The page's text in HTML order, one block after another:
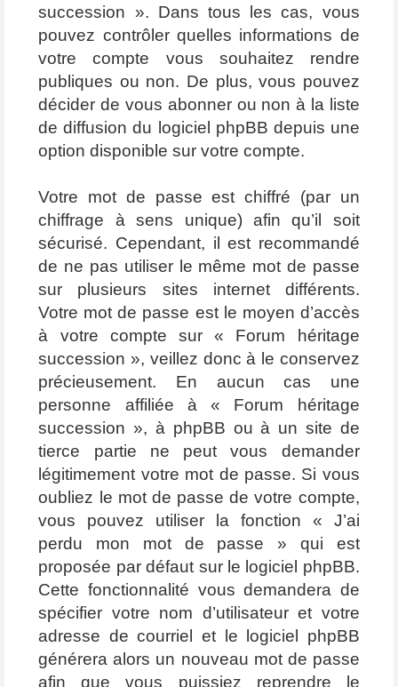
succession ». Dans tous les cas, vous
pouvez contrôler quelles informations de
votre compte vous souhaitez rendre
publiques ou non. De plus, vous pouvez
décider de vous abonner ou non à la liste
de diffusion du logiciel phpBB depuis une
option disponible sur votre compte.
Votre mot de passe est chiffré (par un
chiffrage à sens unique) afin qu’il soit
sécurisé. Cependant, il est recommandé
de ne pas utiliser le même mot de passe
sur plusieurs sites internet différents.
Votre mot de passe est le moyen d’accès
à votre compte sur « Forum héritage
succession », veillez donc à le conservez
précieusement. En aucun cas une
personne affiliée à « Forum héritage
succession », à phpBB ou à un site de
tierce partie ne peut vous demander
légitimement votre mot de passe. Si vous
oubliez le mot de passe de votre compte,
vous pouvez utiliser la fonction « J’ai
perdu mon mot de passe » qui est
proposée par défaut sur le logiciel phpBB.
Cette fonctionnalité vous demandera de
spécifier votre nom d’utilisateur et votre
adresse de courriel et le logiciel phpBB
générera alors un nouveau mot de passe
afin que vous puissiez reprendre le